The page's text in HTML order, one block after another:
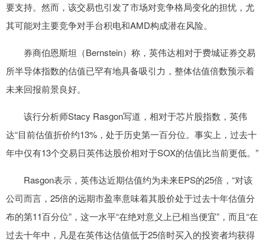
要支持。然而，该交易也引发了市场对竞争格局变化的担忧，尤
其可能对主要竞争对手台积电和AMD构成潜在风险。
券商伯恩斯坦（Bernstein）称，英伟达相对于费城证券交易
所半导体指数的估值已罕有地具备吸引力，整体估值倍数预示着
未来回报前景良好。
该行分析师Stacy Rasgon写道，相对于芯片股指数，英伟
达“目前估值折价约13%，处于历史第一百分位。事实上，过去十
年中仅有13个交易日英伟达股价相对于SOX的估值比当前更低。”
Rasgon表示，英伟达近期估值约为未来EPS的25倍，“对该
公司而言，25倍的远期市盈率意味着其股价处于过去十年估值分
布的第11百分位”，这一水平“在绝对意义上已相当便宜”，而且“在
过去十年中，凡是在英伟达估值低于25倍时买入的投资者均获得